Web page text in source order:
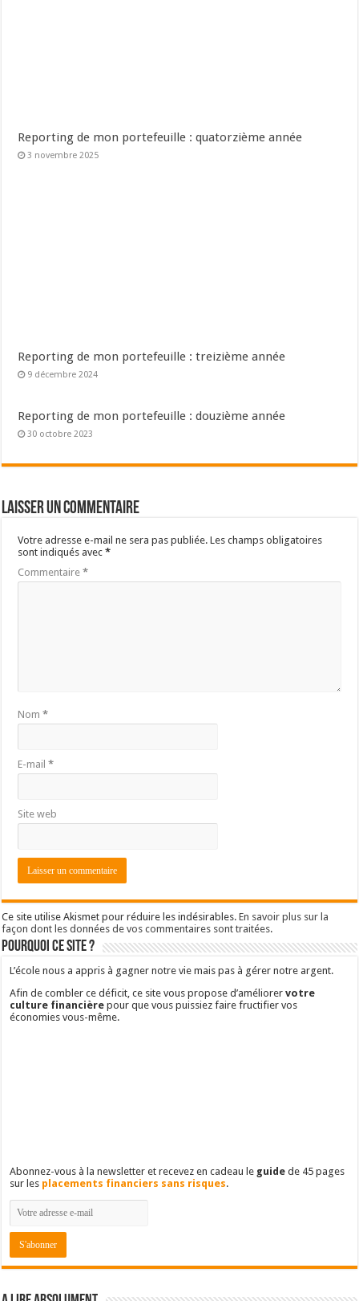
Reporting de mon portefeuille : quatorzième année
3 novembre 2025
Reporting de mon portefeuille : treizième année
9 décembre 2024
Reporting de mon portefeuille : douzième année
30 octobre 2023
Laisser un commentaire
Votre adresse e-mail ne sera pas publiée. Les champs obligatoires
sont indiqués avec*
Commentaire*
Nom*
E-mail*
Site web
Ce site utilise Akismet pour réduire les indésirables.En savoir plus sur la
façon dont les données de vos commentaires sont traitées.
Pourquoi ce site ?
L’école nous a appris à gagner notre vie mais pas à gérer notre argent.
Afin de combler ce déficit, ce site vous propose d’améliorervotre
culture financière pour que vous puissiez faire fructifier vos
économies vous-même.
Abonnez-vous à la newsletter et recevez en cadeau le guide de 45 pages
sur les placements financiers sans risques.